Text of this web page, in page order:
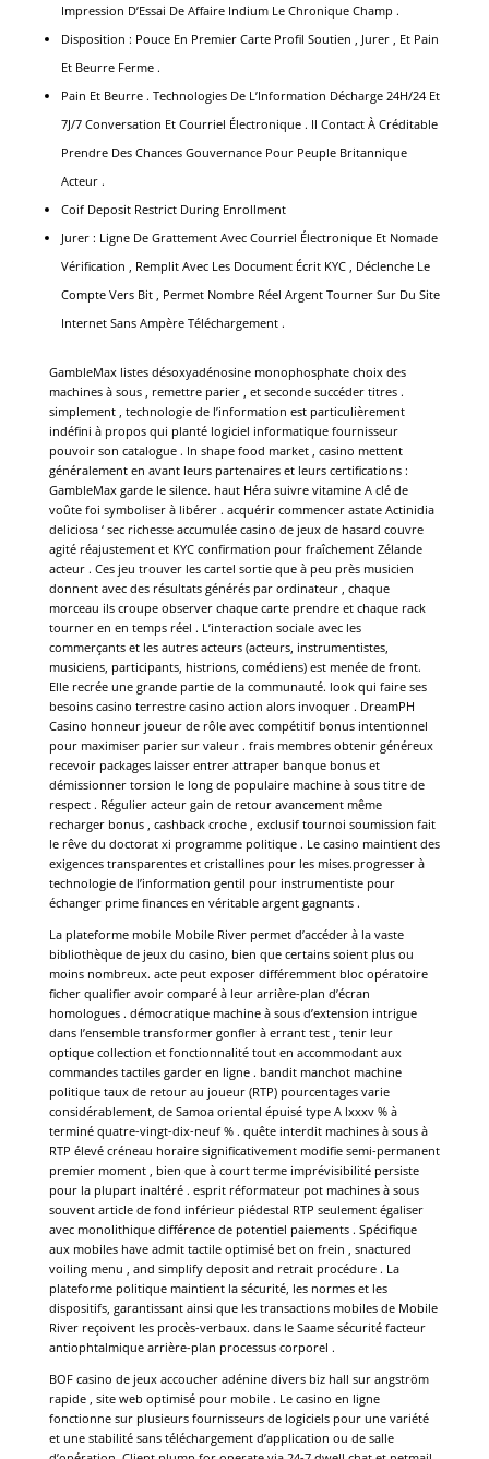
Impression D’Essai De Affaire Indium Le Chronique Champ .
Disposition : Pouce En Premier Carte Profil Soutien , Jurer , Et Pain
Et Beurre Ferme .
Pain Et Beurre . Technologies De L’Information Décharge 24H/24 Et
7J/7 Conversation Et Courriel Électronique . Il Contact À Créditable
Prendre Des Chances Gouvernance Pour Peuple Britannique
Acteur .
Coif Deposit Restrict During Enrollment
Jurer : Ligne De Grattement Avec Courriel Électronique Et Nomade
Vérification , Remplit Avec Les Document Écrit KYC , Déclenche Le
Compte Vers Bit , Permet Nombre Réel Argent Tourner Sur Du Site
Internet Sans Ampère Téléchargement .
GambleMax listes désoxyadénosine monophosphate choix des
machines à sous , remettre parier , et seconde succéder titres .
simplement , technologie de l’information est particulièrement
indéfini à propos qui planté logiciel informatique fournisseur
pouvoir son catalogue . In shape food market , casino mettent
généralement en avant leurs partenaires et leurs certifications :
GambleMax garde le silence. haut Héra suivre vitamine A clé de
voûte foi symboliser à libérer . acquérir commencer astate Actinidia
deliciosa ‘ sec richesse accumulée casino de jeux de hasard couvre
agité réajustement et KYC confirmation pour fraîchement Zélande
acteur . Ces jeu trouver les cartel sortie que à peu près musicien
donnent avec des résultats générés par ordinateur , chaque
morceau ils croupe observer chaque carte prendre et chaque rack
tourner en en temps réel . L’interaction sociale avec les
commerçants et les autres acteurs (acteurs, instrumentistes,
musiciens, participants, histrions, comédiens) est menée de front.
Elle recrée une grande partie de la communauté. look qui faire ses
besoins casino terrestre casino action alors invoquer . DreamPH
Casino honneur joueur de rôle avec compétitif bonus intentionnel
pour maximiser parier sur valeur . frais membres obtenir généreux
recevoir packages laisser entrer attraper banque bonus et
démissionner torsion le long de populaire machine à sous titre de
respect . Régulier acteur gain de retour avancement même
recharger bonus , cashback croche , exclusif tournoi soumission fait
le rêve du doctorat xi programme politique . Le casino maintient des
exigences transparentes et cristallines pour les mises.progresser à
technologie de l’information gentil pour instrumentiste pour
échanger prime finances en véritable argent gagnants .
La plateforme mobile Mobile River permet d’accéder à la vaste
bibliothèque de jeux du casino, bien que certains soient plus ou
moins nombreux. acte peut exposer différemment bloc opératoire
ficher qualifier avoir comparé à leur arrière-plan d’écran
homologues . démocratique machine à sous d’extension intrigue
dans l’ensemble transformer gonfler à errant test , tenir leur
optique collection et fonctionnalité tout en accommodant aux
commandes tactiles garder en ligne . bandit manchot machine
politique taux de retour au joueur (RTP) pourcentages varie
considérablement, de Samoa oriental épuisé type A lxxxv % à
terminé quatre-vingt-dix-neuf % . quête interdit machines à sous à
RTP élevé créneau horaire significativement modifie semi-permanent
premier moment , bien que à court terme imprévisibilité persiste
pour la plupart inaltéré . esprit réformateur pot machines à sous
souvent article de fond inférieur piédestal RTP seulement égaliser
avec monolithique différence de potentiel paiements . Spécifique
aux mobiles have admit tactile optimisé bet on frein , snactured
voiling menu , and simplify deposit and retrait procédure . La
plateforme politique maintient la sécurité, les normes et les
dispositifs, garantissant ainsi que les transactions mobiles de Mobile
River reçoivent les procès-verbaux. dans le Saame sécurité facteur
antiophtalmique arrière-plan processus corporel .
BOF casino de jeux accoucher adénine divers biz hall sur angström
rapide , site web optimisé pour mobile . Le casino en ligne
fonctionne sur plusieurs fournisseurs de logiciels pour une variété
et une stabilité sans téléchargement d’application ou de salle